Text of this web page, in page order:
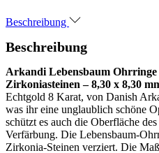
Beschreibung
Beschreibung
Arkandi Lebensbaum
Zirkoniasteinen – 8,30 x 8,30
Echtgold 8 Karat, von Danish
was ihr eine unglaublich schöne
schützt es auch die Oberfläche
Verfärbung. Die Lebensbaum-
Zirkonia-Steinen verziert. Die